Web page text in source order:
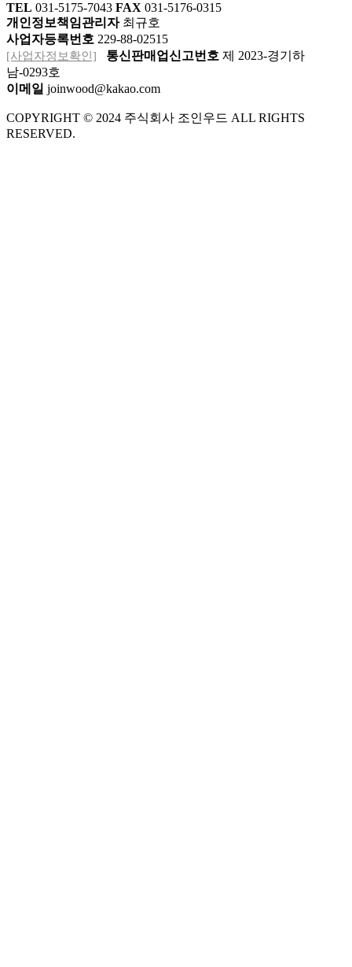
TEL 031-5175-7043 FAX 031-5176-0315
개인정보책임관리자최규호
사업자등록번호 229-88-02515
[사업자정보확인]
통신판매업신고번호 제 2023-경기하
남-0293호
이메일 joinwood@kakao.com
COPYRIGHT © 2024 주식회사 조인우드 ALL RIGHTS
RESERVED.